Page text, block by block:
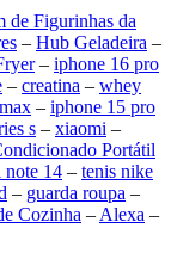
de Figurinhas da
– Hub Geladeira –
– iphone 16 pro
– creatina – whey
– iphone 15 pro
s – xiaomi –
Portátil
note 14 – tenis nike
– guarda roupa –
Cozinha – Alexa –